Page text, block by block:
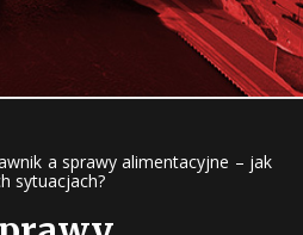
a sprawy alimentacyjne – jak
sytuacjach?